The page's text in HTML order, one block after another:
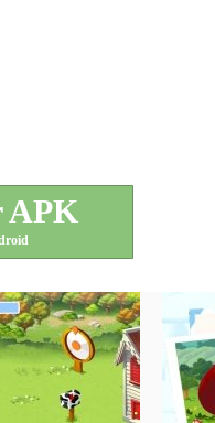
APK